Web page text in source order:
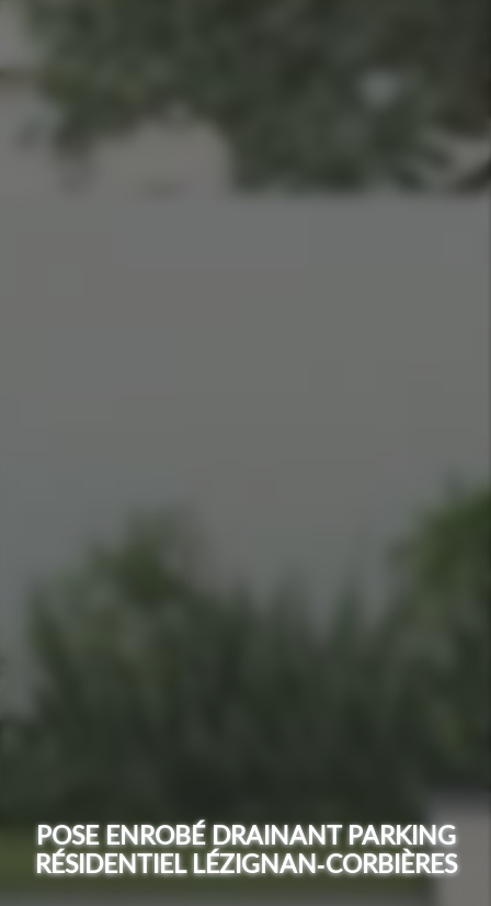
POSE ENROBÉ DRAINANT PARKING
RÉSIDENTIEL LÉZIGNAN-CORBIÈRES